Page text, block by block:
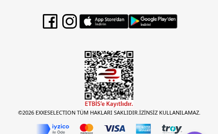
©2026 EXXESELECTION TÜM HAKLARI SAKLIDIR.İZİNSİZ KULLANILAMAZ.